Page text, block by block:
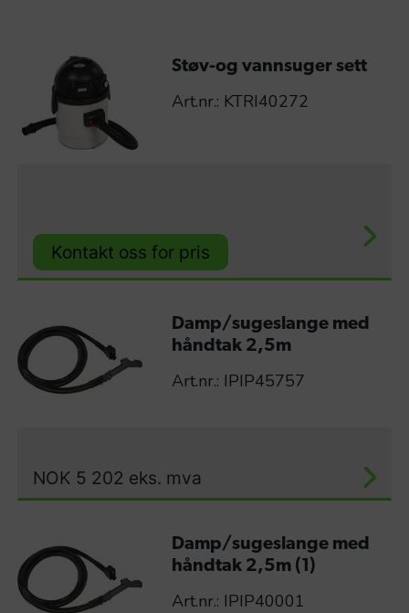
Støv-og vannsuger sett
Art.nr.: KTRI40272
Kontakt oss for pris
Damp/sugeslange med
håndtak 2,5m
Art.nr.: IPIP45757
NOK 5 202 eks. mva
Damp/sugeslange med
håndtak 2,5m (1)
Art.nr.: IPIP40001